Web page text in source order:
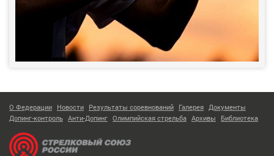
О Федерации Новости Результаты соревнований Галерея Документы
Допинг-контроль Анти-Допинг Олимпийская стрельба Архивы Библиотека